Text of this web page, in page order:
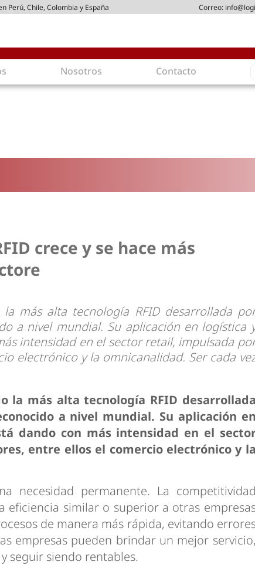
Perú, Chile, Colombia y España Correo:
Nosotros Contacto
crece y se hace más
más alta tecnología RFID desarrollada
a nivel mundial. Su aplicación en logística
intensidad en el sector retail, impulsada
electrónico y la omnicanalidad. Ser cada
la más alta tecnología RFID desarrollada
a nivel mundial. Su aplicación en
dando con más intensidad en el
entre ellos el comercio electrónico y la
necesidad permanente. La competitividad
eficiencia similar o superior a otras
de manera más rápida, evitando
empresas pueden brindar un mejor servicio,
seguir siendo rentables.